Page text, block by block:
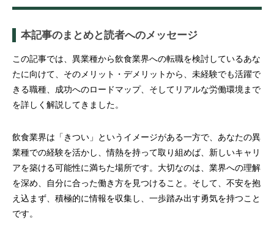
本記事のまとめと読者へのメッセージ
この記事では、異業種から飲食業界への転職を検討しているあな
たに向けて、そのメリット・デメリットから、未経験でも活躍で
きる職種、成功へのロードマップ、そしてリアルな労働環境まで
を詳しく解説してきました。
飲食業界は「きつい」というイメージがある一方で、あなたの異
業種での経験を活かし、情熱を持って取り組めば、新しいキャリ
アを築ける可能性に満ちた場所です。大切なのは、業界への理解
を深め、自分に合った働き方を見つけること。そして、不安を抱
え込まず、積極的に情報を収集し、一歩踏み出す勇気を持つこと
です。